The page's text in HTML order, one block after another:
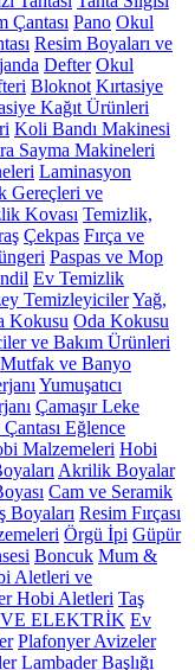
Çantası Pano Okul
Resim Boyaları ve
Defter Okul
Bloknot Kırtasiye
Kağıt Ürünleri
Koli Bandı Makinesi
Sayma Makineleri
Laminasyon
Gereçleri ve
Kovası Temizlik,
Çekpas Fırça ve
Paspas ve Mop
Ev Temizlik
TemizleyicilerYağ,
Kokusu Oda Kokusu
ve Bakım Ürünleri
Mutfak ve Banyo
Yumuşatıcı
Çamaşır Leke
Eğlence
Malzemeleri Hobi
Akrilik Boyalar
Cam ve Seramik
Boyaları Resim Fırçası
Örgü İpi Güpür
Boncuk Mum &
Aletleri ve
Hobi Aletleri Taş
ELEKTRİK Ev
Plafonyer Avizeler
Lambader Başlığı